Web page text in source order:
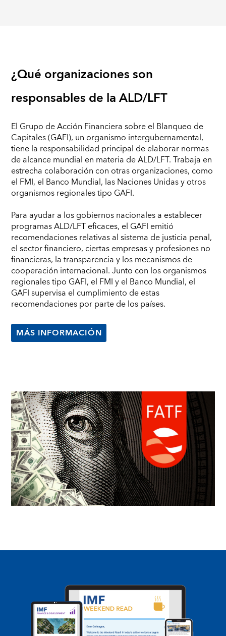
¿Qué organizaciones son
responsables de la ALD/LFT
El Grupo de Acción Financiera sobre el Blanqueo de
Capitales (GAFI), un organismo intergubernamental,
tiene la responsabilidad principal de elaborar normas
de alcance mundial en materia de ALD/LFT. Trabaja en
estrecha colaboración con otras organizaciones, como
el FMI, el Banco Mundial, las Naciones Unidas y otros
organismos regionales tipo GAFI.
Para ayudar a los gobiernos nacionales a establecer
programas ALD/LFT eficaces, el GAFI emitió
recomendaciones relativas al sistema de justicia penal,
el sector financiero, ciertas empresas y profesiones no
financieras, la transparencia y los mecanismos de
cooperación internacional. Junto con los organismos
regionales tipo GAFI, el FMI y el Banco Mundial, el
GAFI supervisa el cumplimiento de estas
recomendaciones por parte de los países.
MÁS INFORMACIÓN